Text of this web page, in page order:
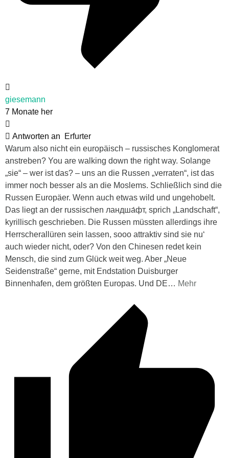
giesemann
7 Monate her
Antworten an
Erfurter
Warum also nicht ein europäisch – russisches Konglomerat
anstreben? You are walking down the right way. Solange
„sie“ – wer ist das? – uns an die Russen „verraten“, ist das
immer noch besser als an die Moslems. Schließlich sind die
Russen Europäer. Wenn auch etwas wild und ungehobelt.
Das liegt an der russischen ландша́фт, sprich „Landschaft“,
kyrillisch geschrieben. Die Russen müssten allerdings ihre
Herrscherallüren sein lassen, sooo attraktiv sind sie nu‘
auch wieder nicht, oder? Von den Chinesen redet kein
Mensch, die sind zum Glück weit weg. Aber „Neue
Seidenstraße“ gerne, mit Endstation Duisburger
Binnenhafen, dem größten Europas. Und DE… Mehr